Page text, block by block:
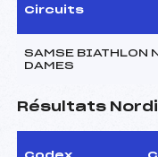
Circuits
SAMSE BIATHLON
DAMES
Résultats
Codex